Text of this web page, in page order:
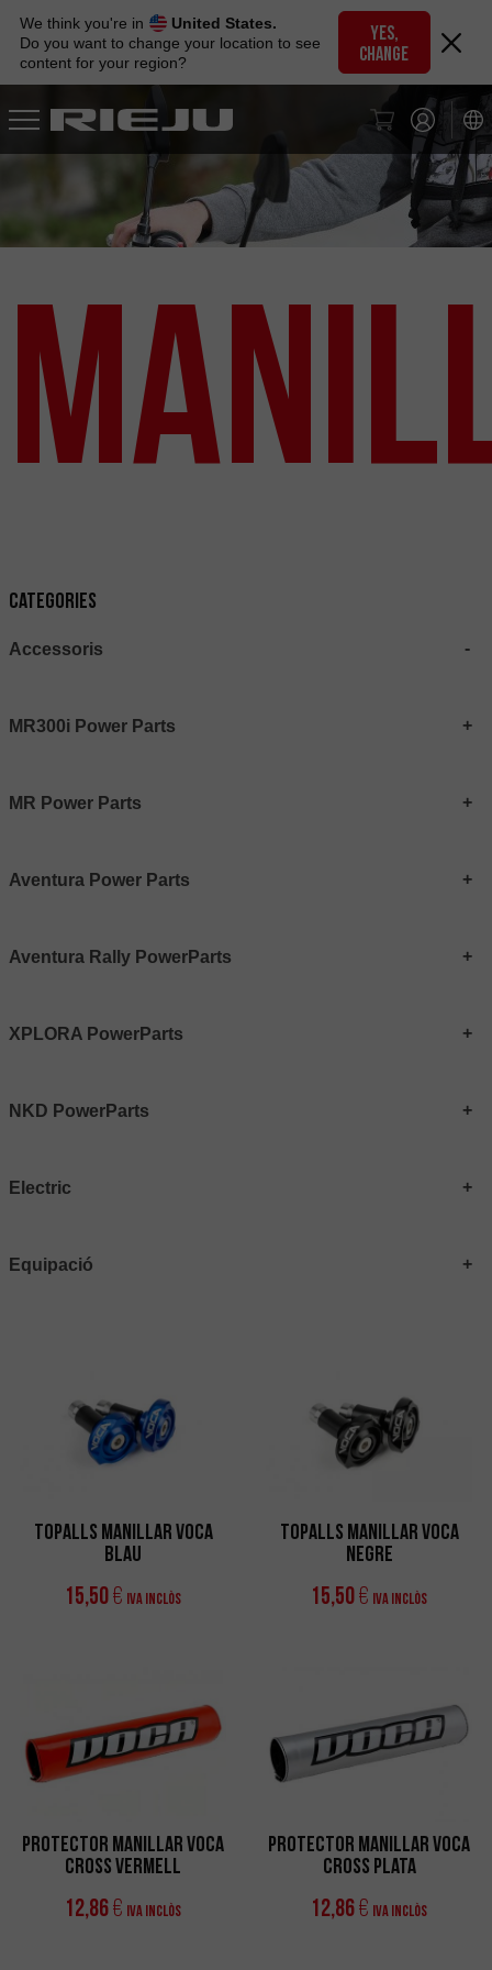
navigation
content
We think you're in
United States.
Do you want to change your location to see
content for your region?
YES,
CHANGE
Categories
Accessoris
MR300i Power Parts
MR Power Parts
Aventura Power Parts
Aventura Rally PowerParts
XPLORA PowerParts
NKD PowerParts
Electric
Equipació
Topalls Manillar VOCA
Blau
15,50€ IVA Inclòs
Topalls Manillar VOCA
Negre
15,50€ IVA Inclòs
Protector Manillar VOCA
Cross Vermell
12,86€ IVA Inclòs
Protector Manillar VOCA
Cross Plata
12,86€ IVA Inclòs